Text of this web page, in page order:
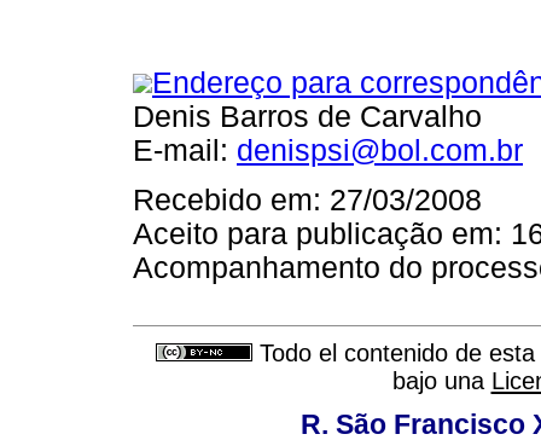
Endereço para
Denis Barros de Carvalho
E-mail: denispsi@bol.com.br
Recebido em: 27/03/2008
Aceito para publicação em:
Acompanhamento do
Todo el contenido de
bajo una
R. São Francisco